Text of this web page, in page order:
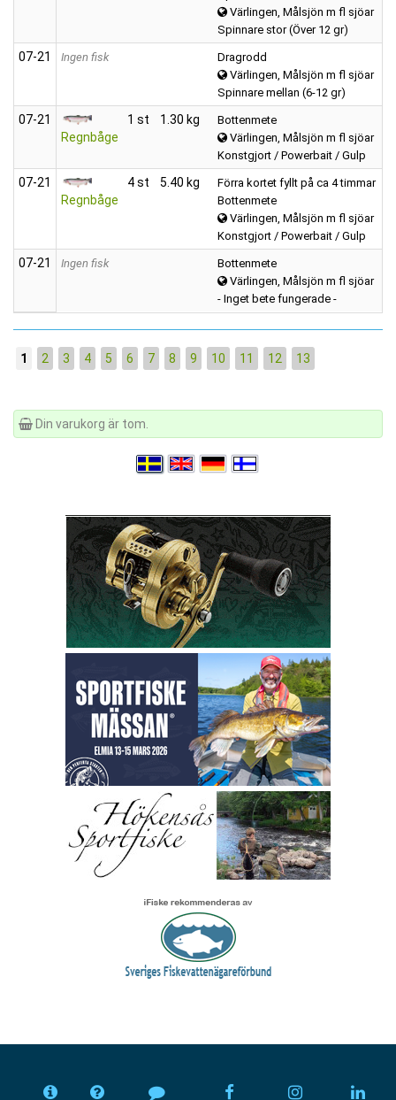
Värlingen, Målsjön m fl sjöar
Spinnare stor (Över 12 gr)
07‑21 Ingen fisk
Dragrodd
Värlingen, Målsjön m fl sjöar
Spinnare mellan (6-12 gr)
07‑21
Regnbåge
1 st 1.30 kg
Bottenmete
Värlingen, Målsjön m fl sjöar
Konstgjort / Powerbait / Gulp
07‑21
Regnbåge
4 st 5.40 kg
Förra kortet fyllt på ca 4 timmar
Bottenmete
Värlingen, Målsjön m fl sjöar
Konstgjort / Powerbait / Gulp
07‑21 Ingen fisk
Bottenmete
Värlingen, Målsjön m fl sjöar
- Inget bete fungerade -
1 2 3 4 5 6 7 8 9 10 11 12 13
Din varukorg är tom.